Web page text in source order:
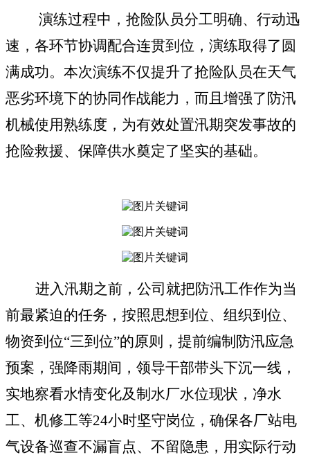
演练过程中，抢险队员分工明确、行动迅
速， 各环节协调配合连贯到位， 演练取得了 圆
满成功。本次演练不仅提升了抢险队员在天气
恶劣环境下的协同作战能力，而且增强了防汛
机械使用熟练度，为有效处置汛期突发事故的
抢险救援、保障供水奠定了坚实的基础。
进入汛期之前，公司就把防汛工作作为当
前最紧迫的任务，按照思想到位、组织到位、
物资到位“三到位”的原则，提前编制防汛应急
预案，强降雨期间，领导干部带头下沉一线，
实地察看水情变化及制水厂水位现状，净水
工、机修工等24小时坚守岗位 ，确保各厂站电
气设备巡查不漏盲点、不留隐患，用实际行动